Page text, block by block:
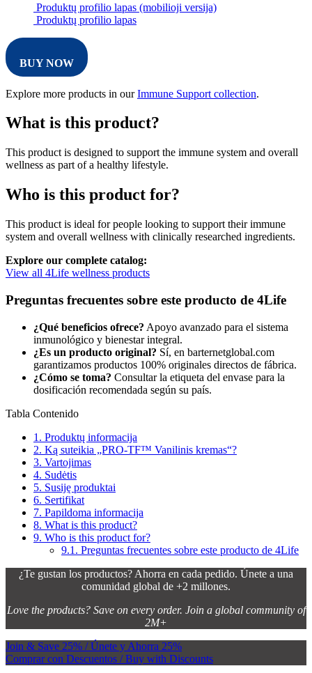
Produktų profilio lapas (mobilioji versija)
Produktų profilio lapas
BUY NOW
Explore more products in ourImmune Support collection.
What is this product?
This product is designed to support the immune system and overall
wellness as part of a healthy lifestyle.
Who is this product for?
This product is ideal for people looking to support their immune
system and overall wellness with clinically researched ingredients.
Explore our complete catalog:
View all 4Life wellness products
Preguntas frecuentes sobre este producto de 4Life
¿Qué beneficios ofrece? Apoyo avanzado para el sistema
inmunológico y bienestar integral.
¿Es un producto original? Sí, en barternetglobal.com
garantizamos productos 100% originales directos de fábrica.
¿Cómo se toma? Consultar la etiqueta del envase para la
dosificación recomendada según su país.
Tabla Contenido
1. Produktų informacija
2. Ką suteikia „PRO-TF™ Vanilinis kremas“?
3. Vartojimas
4. Sudėtis
5. Susiję produktai
6. Sertifikat
7. Papildoma informacija
8. What is this product?
9. Who is this product for?
9.1. Preguntas frecuentes sobre este producto de 4Life
¿Te gustan los productos? Ahorra en cada pedido. Únete a una
comunidad global de +2 millones.
Love the products? Save on every order. Join a global community of
2M+
Join & Save 25% / Únete y Ahorra 25%
Comprar con Descuentos / Buy with Discounts